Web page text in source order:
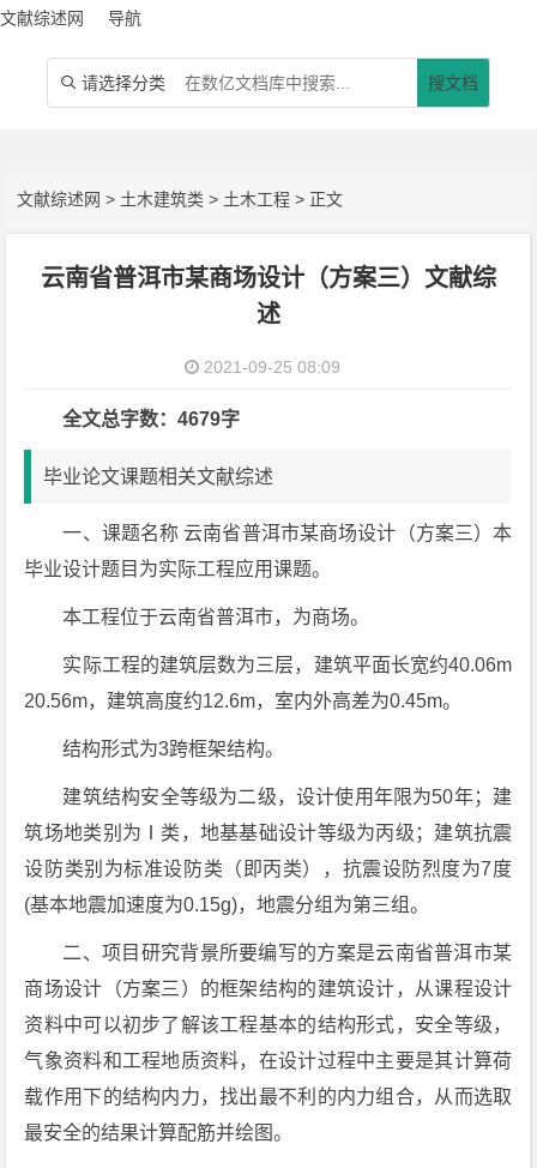
文献综述网 导航
 请选择分类 搜文档
文献综述网 > 土木建筑类 > 土木工程 > 正文
云南省普洱市某商场设计（方案三）文献综
述
2021-09-25 08:09
全文总字数：4679字
毕业论文课题相关文献综述
一、课题名称 云南省普洱市某商场设计（方案三）本
毕业设计题目为实际工程应用课题。
本工程位于云南省普洱市，为商场。
实际工程的建筑层数为三层，建筑平面长宽约40.06m
20.56m，建筑高度约12.6m，室内外高差为0.45m。
结构形式为3跨框架结构。
建筑结构安全等级为二级，设计使用年限为50年；建
筑场地类别为Ⅰ类，地基基础设计等级为丙级；建筑抗震
设防类别为标准设防类（即丙类），抗震设防烈度为7度
(基本地震加速度为0.15g)，地震分组为第三组。
二、项目研究背景所要编写的方案是云南省普洱市某
商场设计（方案三）的框架结构的建筑设计，从课程设计
资料中可以初步了解该工程基本的结构形式，安全等级，
气象资料和工程地质资料，在设计过程中主要是其计算荷
载作用下的结构内力，找出最不利的内力组合，从而选取
最安全的结果计算配筋并绘图。